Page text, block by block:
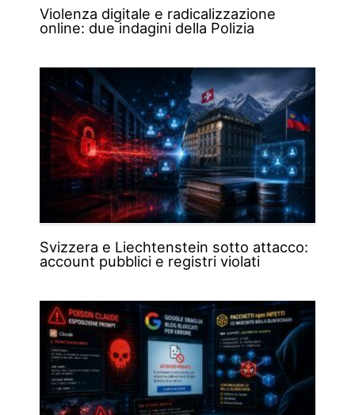
Violenza digitale e radicalizzazione
online: due indagini della Polizia
Svizzera e Liechtenstein sotto attacco:
account pubblici e registri violati